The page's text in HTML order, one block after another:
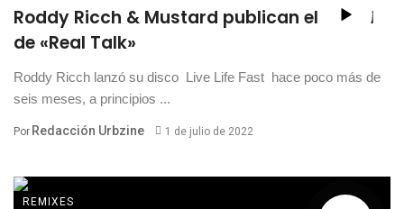
Roddy Ricch & Mustard publican el visual
de «Real Talk»
Roddy Ricch lanzó su disco Live Life Fast hace poco más de
seis meses, a principios ...
Por Redacción Urbzine 1 de julio de 2022
REMIXES